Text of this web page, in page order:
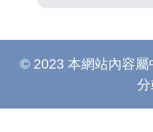
© 2023 本網站內容屬